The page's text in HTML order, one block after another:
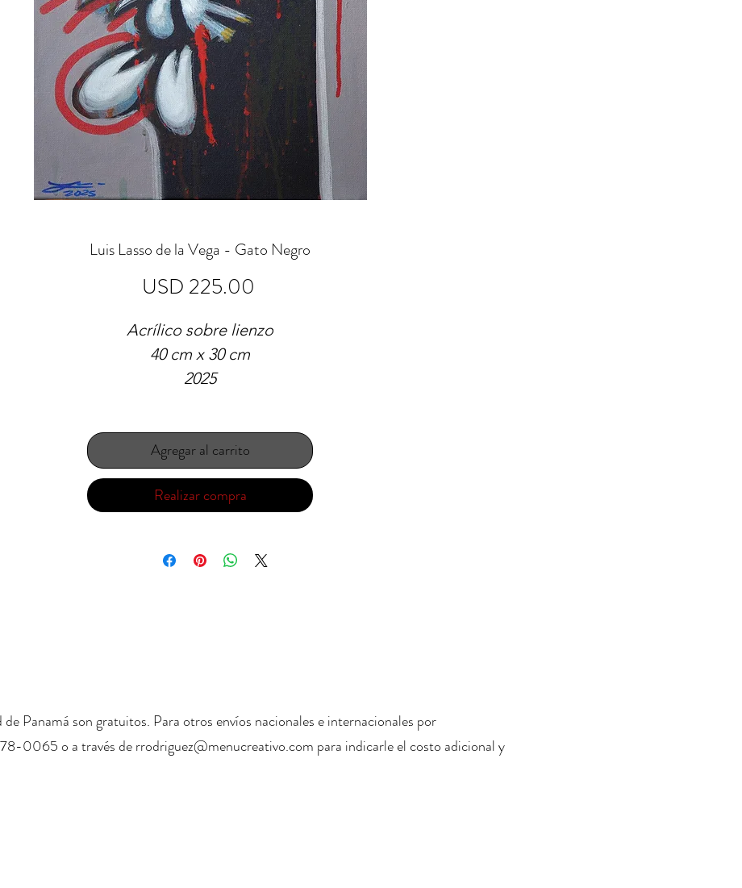
Luis Lasso de la Vega - Gato Negro
USD 225.00
Acrílico sobre lienzo
40 cm x 30 cm
2025
Agregar al carrito
Realizar compra
Panamá son gratuitos. Para otros envíos nacionales e internacionales por
0065 o a través derrodriguez@menucreativo.com para indicarle el costo adicional y